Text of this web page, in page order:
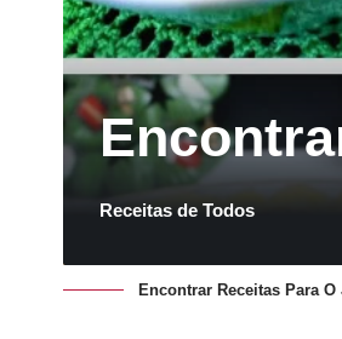
Receitas de Todos
Encontrar Receitas Para O